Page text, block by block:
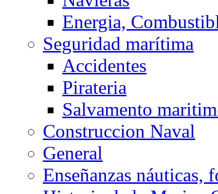
Energia,
Seguridad marítima
Accidentes
Pirateria
Salvamento
Construccion Naval
General
Enseñanzas náuticas,